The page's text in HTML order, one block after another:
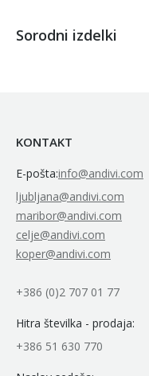
Sorodni izdelki
KONTAKT
E-pošta:info@andivi.com
ljubljana@andivi.com
maribor@andivi.com
celje@andivi.com
koper@andivi.com
+386 (0)2 707 01 77
Hitra številka - prodaja:
+386 51 630 770